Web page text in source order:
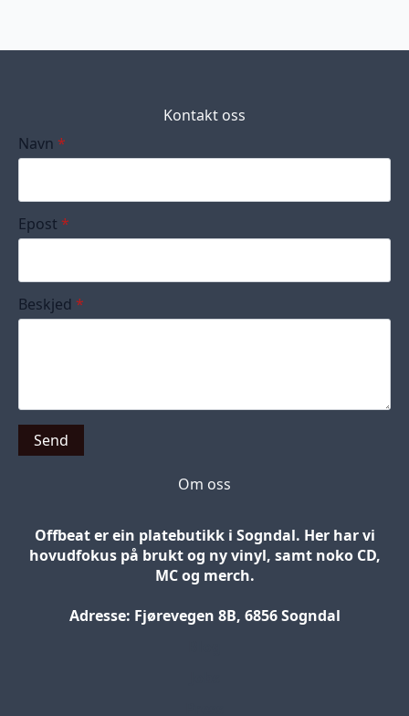
Kontakt oss
Navn *
Epost *
Beskjed *
Send
Om oss
Offbeat er ein platebutikk i Sogndal. Her har vi
hovudfokus på brukt og ny vinyl, samt noko CD,
MC og merch.
Adresse: Fjørevegen 8B, 6856 Sogndal